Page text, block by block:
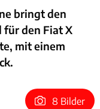
bringt den
für den Fiat X
mit einem
8 Bilder